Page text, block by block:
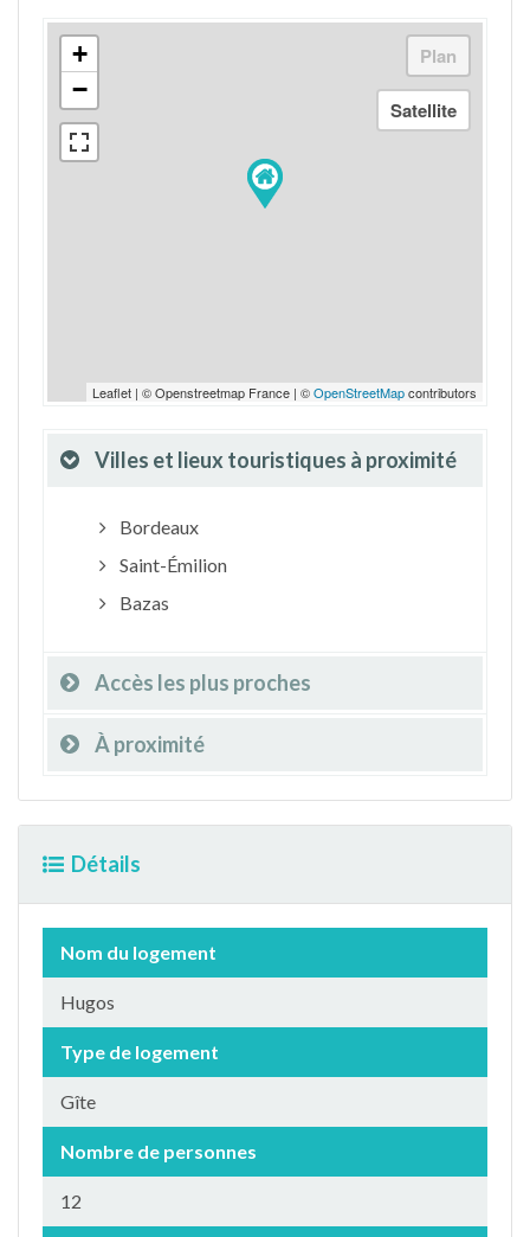
+
−
Leaflet | © Openstreetmap France | ©OpenStreetMapcontributors
Villes et lieux touristiques à proximité
Bordeaux
Saint-Émilion
Bazas
Accès les plus proches
À proximité
Détails
Nom du logement
Hugos
Type de logement
Gîte
Nombre de personnes
12